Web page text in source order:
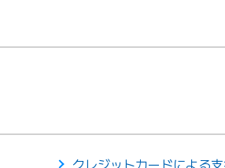
クレジットカードによる支